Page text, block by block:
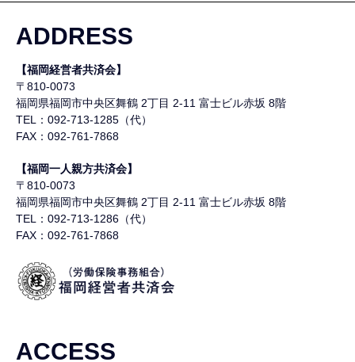
ADDRESS
【福岡経営者共済会】
〒810-0073
福岡県福岡市中央区舞鶴 2丁目 2-11 富士ビル赤坂 8階
TEL：092-713-1285（代）
FAX：092-761-7868
【福岡一人親方共済会】
〒810-0073
福岡県福岡市中央区舞鶴 2丁目 2-11 富士ビル赤坂 8階
TEL：092-713-1286（代）
FAX：092-761-7868
ACCESS